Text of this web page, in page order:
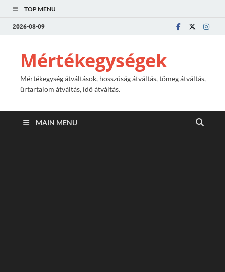
TOP MENU
2026-08-09
Mértékegységek
Mértékegység átváltások, hosszúság átváltás, tömeg átváltás,
űrtartalom átváltás, idő átváltás.
MAIN MENU